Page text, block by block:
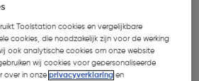
Toolstation cookies en vergelijkbare
cookies, die noodzakelijk zijn voor de werking
ook analytische cookies om onze website
wij cookies voor gepersonaliseerde
over in onzeprivacyverklaring en